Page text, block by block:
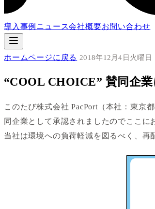
導入事例 ニュース会社概要お問い合わせ
ホームページに戻る 2018年12月4日火曜日
“COOL CHOICE” 賛同企
このたび株式会社 PacPort（本社：東
同企業として承認されましたのでここに
当社は環境への負荷軽減を図るべく、再